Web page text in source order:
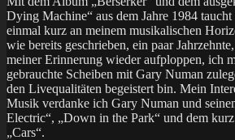
Dying Machine“ aus dem Jahre 1984
einmal kurz an meinem musikalischen
wie bereits geschrieben, ein paar
meiner Erinnerung wieder aufploppen, ich
gebrauchte Scheiben mit Gary Numan
den Livequalitäten begeistert bin. Mein
Musik verdanke ich Gary Numan und
Electric“, „Down in the Park“ und dem
„Cars“.